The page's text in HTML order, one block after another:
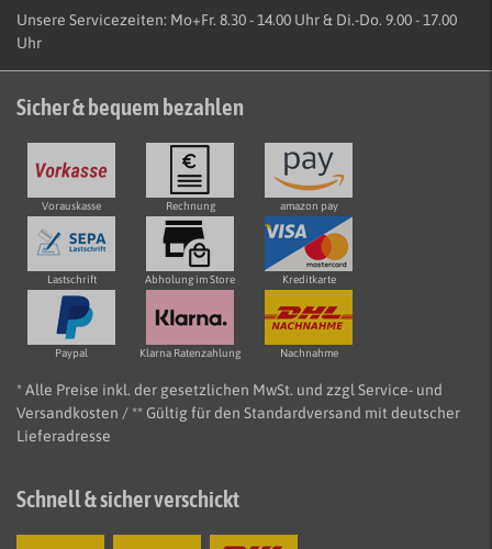
Unsere Servicezeiten: Mo+Fr. 8.30 - 14.00 Uhr & Di.-Do. 9.00 - 17.00
Uhr
Sicher & bequem bezahlen
Vorauskasse Rechnung amazon pay
Lastschrift Abholung im Store Kreditkarte
Paypal Klarna Ratenzahlung Nachnahme
* Alle Preise inkl. der gesetzlichen MwSt. und zzgl Service- und
Versandkosten / ** Gültig für den Standardversand mit deutscher
Lieferadresse
Schnell & sicher verschickt